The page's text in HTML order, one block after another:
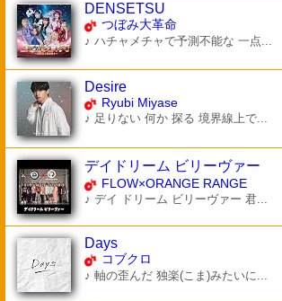
DENSETSU
つぼみ大革命
♪ ハチャメチャで予測不能な 一点...
Desire
Ryubi Miyase
♪ 足りない 何か 探る 境界線上で...
デイドリーム ビリーヴァー
FLOW×ORANGE RANGE
♪ デイ ドリーム ビリーヴァー 君...
Days
コブクロ
♪ 軸の歪んだ 独楽(こま)みたいに...